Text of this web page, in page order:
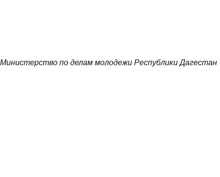
Министерство по делам молодежи Республики Дагестан